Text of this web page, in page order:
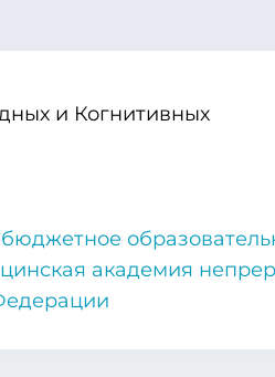
и Когнитивных
академия